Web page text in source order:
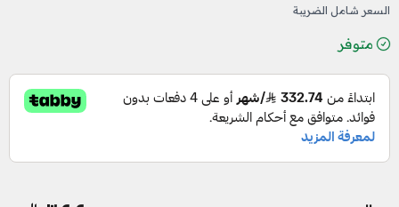
السعر شامل الضريبة
متوفر